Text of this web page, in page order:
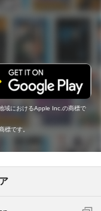
域におけるApple Inc.の商標で
です。